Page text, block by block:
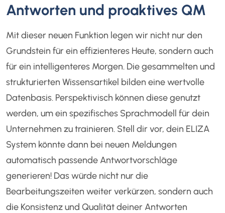
Antworten und proaktives QM
Mit dieser neuen Funktion legen wir nicht nur den
Grundstein für ein effizienteres Heute, sondern auch
für ein intelligenteres Morgen. Die gesammelten und
strukturierten Wissensartikel bilden eine wertvolle
Datenbasis. Perspektivisch können diese genutzt
werden, um ein spezifisches Sprachmodell für dein
Unternehmen zu trainieren. Stell dir vor, dein ELIZA
System könnte dann bei neuen Meldungen
automatisch passende Antwortvorschläge
generieren! Das würde nicht nur die
Bearbeitungszeiten weiter verkürzen, sondern auch
die Konsistenz und Qualität deiner Antworten